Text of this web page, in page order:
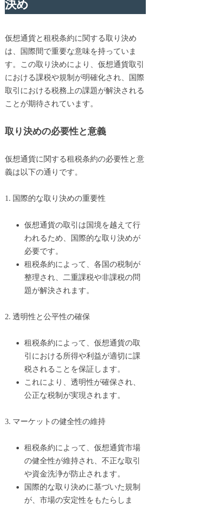
決め
仮想通貨と租税条約に関する取り決め
は、国際間で重要な意味を持っていま
す。この取り決めにより、仮想通貨取引
における課税や規制が明確化され、国際
取引における税務上の課題が解決される
ことが期待されています。
取り決めの必要性と意義
仮想通貨に関する租税条約の必要性と意
義は以下の通りです。
1. 国際的な取り決めの重要性
仮想通貨の取引は国境を越えて行
われるため、国際的な取り決めが
必要です。
租税条約によって、各国の税制が
整理され、二重課税や非課税の問
題が解決されます。
2. 透明性と公平性の確保
租税条約によって、仮想通貨の取
引における所得や利益が適切に課
税されることを保証します。
これにより、透明性が確保され、
公正な税制が実現されます。
3. マーケットの健全性の維持
租税条約によって、仮想通貨市場
の健全性が維持され、不正な取引
や資金洗浄が防止されます。
国際的な取り決めに基づいた規制
が、市場の安定性をもたらしま